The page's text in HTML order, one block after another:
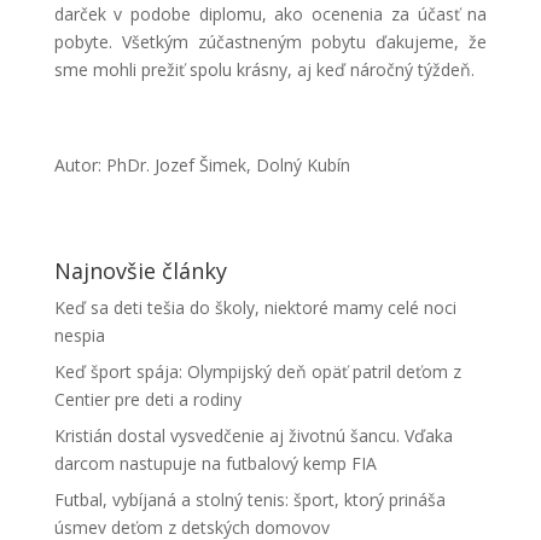
darček v podobe diplomu, ako ocenenia za účasť na
pobyte. Všetkým zúčastneným pobytu ďakujeme, že
sme mohli prežiť spolu krásny, aj keď náročný týždeň.
Autor: PhDr. Jozef Šimek, Dolný Kubín
Najnovšie články
Keď sa deti tešia do školy, niektoré mamy celé noci
nespia
Keď šport spája: Olympijský deň opäť patril deťom z
Centier pre deti a rodiny
Kristián dostal vysvedčenie aj životnú šancu. Vďaka
darcom nastupuje na futbalový kemp FIA
Futbal, vybíjaná a stolný tenis: šport, ktorý prináša
úsmev deťom z detských domovov